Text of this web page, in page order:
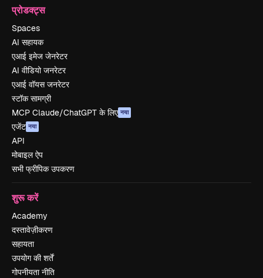
प्रोडक्ट्स
Spaces
AI सहायक
एआई इमेज जेनरेटर
AI वीडियो जनरेटर
एआई वॉयस जनरेटर
स्टॉक सामग्री
MCP Claude/ChatGPT के लिए नया
एजेंट नया
API
मोबाइल ऐप
सभी फ्रीपिक उपकरण
शुरू करें
Academy
दस्तावेज़ीकरण
सहायता
उपयोग की शर्तें
गोपनीयता नीति